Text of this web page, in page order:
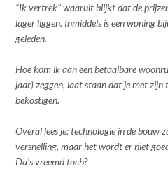
“Ik vertrek” waaruit blijkt dat de
lager liggen. Inmiddels is een woning
geleden.
Hoe kom ik aan een betaalbare
jaar) zeggen, laat staan dat je met
bekostigen.
Overal lees je: technologie in de bouw
versnelling, maar het wordt er niet
Da's vreemd toch?